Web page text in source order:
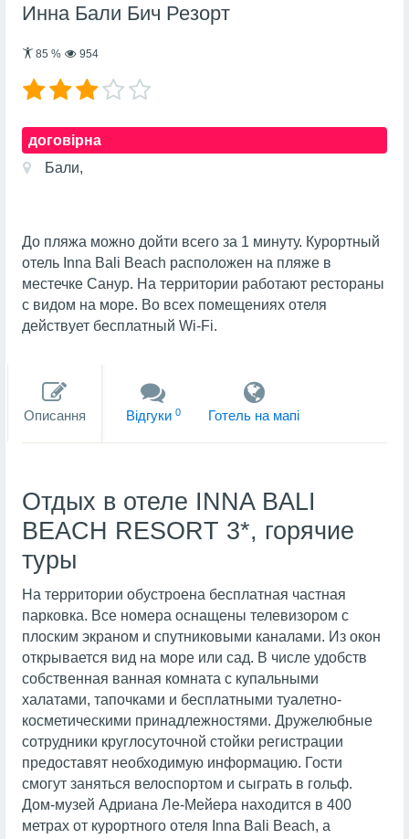
Инна Бали Бич Резорт
85 % 954
договірна
Бали,
До пляжа можно дойти всего за 1 минуту. Курортный
отель Inna Bali Beach расположен на пляже в
местечке Санур. На территории работают рестораны
с видом на море. Во всех помещениях отеля
действует бесплатный Wi-Fi.
Описання Вiдгуки 0 Готель на мапi
Отдых в отеле INNA BALI
BEACH RESORT 3*, горячие
туры
На территории обустроена бесплатная частная
парковка. Все номера оснащены телевизором с
плоским экраном и спутниковыми каналами. Из окон
открывается вид на море или сад. В числе удобств
собственная ванная комната с купальными
халатами, тапочками и бесплатными туалетно-
косметическими принадлежностями. Дружелюбные
сотрудники круглосуточной стойки регистрации
предоставят необходимую информацию. Гости
смогут заняться велоспортом и сыграть в гольф.
Дом-музей Адриана Ле-Мейера находится в 400
метрах от курортного отеля Inna Bali Beach, а